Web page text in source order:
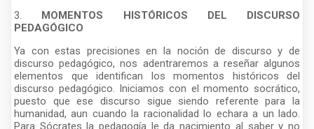
3.
MOMENTOS HISTÓRICOS DEL DISCURSO
PEDAGÓGICO
Ya con estas precisiones en la noción de discurso y de
discurso pedagógico, nos adentraremos a reseñar algunos
elementos que identifican los momentos históricos del
discurso pedagógico. Iniciamos con el momento socrático,
puesto que ese discurso sigue siendo referente para la
humanidad, aun cuando la racionalidad lo echara a un lado.
Para Sócrates la pedagogía le da nacimiento al saber y no